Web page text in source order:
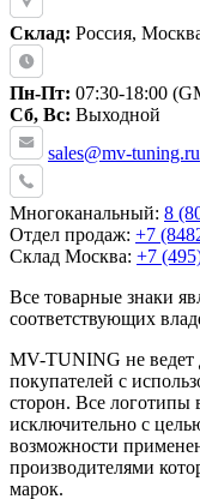
Склад: Россия,
Пн-Пт: 07:30-18:00
Сб, Вс: Выходной
sales@mv-tuning.ru
Многоканальный: 8
Отдел продаж: +7
Склад Москва: +7
Все товарные знаки
соответствующих
MV-TUNING не ведет
покупателей с
сторон. Все логотипы
исключительно с
возможности
производителями
марок.